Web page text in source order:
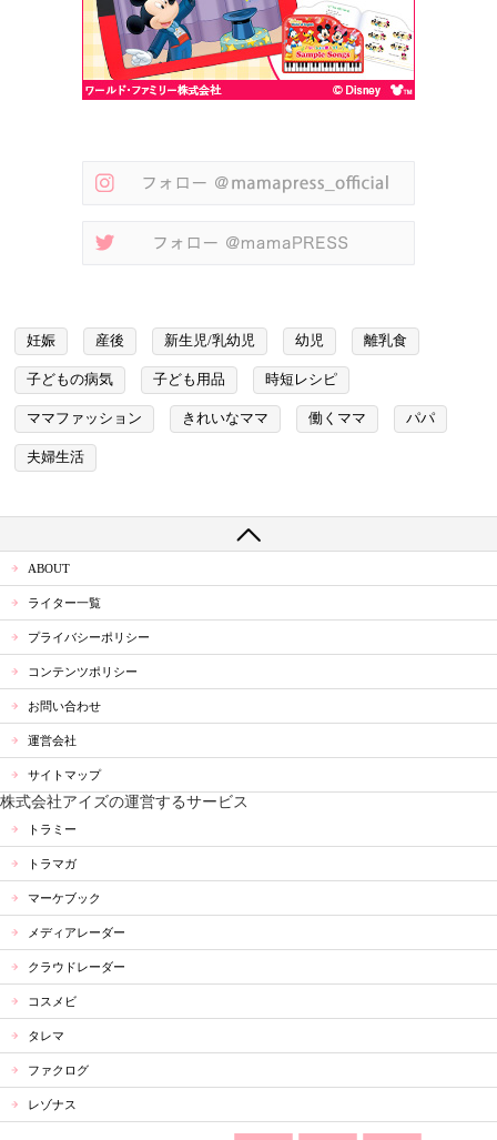
妊娠 産後 新生児/乳幼児 幼児 離乳食
子どもの病気 子ども用品 時短レシピ
ママファッション きれいなママ 働くママ パパ
夫婦生活
ABOUT
ライター一覧
プライバシーポリシー
コンテンツポリシー
お問い合わせ
運営会社
サイトマップ
株式会社アイズの運営するサービス
トラミー
トラマガ
マーケブック
メディアレーダー
クラウドレーダー
コスメビ
タレマ
ファクログ
レゾナス